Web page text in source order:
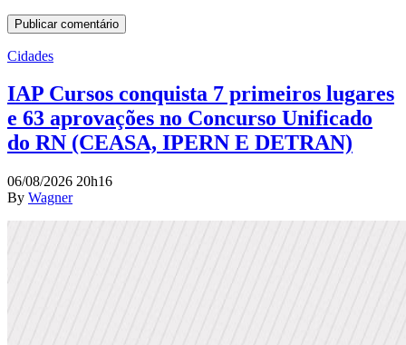
Cidades
IAP Cursos conquista 7 primeiros lugares
e 63 aprovações no Concurso Unificado
do RN (CEASA, IPERN E DETRAN)
06/08/2026 20h16
By Wagner